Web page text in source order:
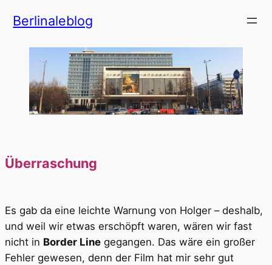
Inhalt
Berlinaleblog
Überraschung
Es gab da eine leichte Warnung von Holger – deshalb,
und weil wir etwas erschöpft waren, wären wir fast
nicht in Border Line gegangen. Das wäre ein großer
Fehler gewesen, denn der Film hat mir sehr gut